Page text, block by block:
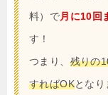
料）で月に10回
す！
つまり、 残りの
すればOKとなり